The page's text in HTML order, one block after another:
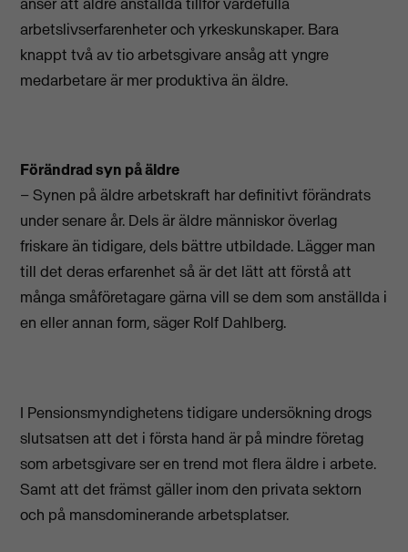
arbetslivserfarenheter och yrkeskunskaper. Bara
knappt två av tio arbetsgivare ansåg att yngre
medarbetare är mer produktiva än äldre.
Förändrad syn på äldre
– Synen på äldre arbetskraft har definitivt förändrats
under senare år. Dels är äldre människor överlag
friskare än tidigare, dels bättre utbildade. Lägger man
till det deras erfarenhet så är det lätt att förstå att
många småföretagare gärna vill se dem som anställda i
en eller annan form, säger Rolf Dahlberg.
I Pensionsmyndighetens tidigare undersökning drogs
slutsatsen att det i första hand är på mindre företag
som arbetsgivare ser en trend mot flera äldre i arbete.
Samt att det främst gäller inom den privata sektorn
och på mansdominerande arbetsplatser.